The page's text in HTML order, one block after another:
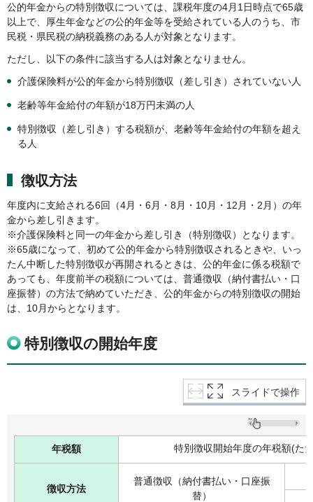
公的年金からの特別徴収については、課税年度の4月1日時点で65歳
以上で、厚生年金などの公的年金等を受給されている人のうち、市
民税・県民税の納税義務のある人が対象となります。
ただし、以下の条件に該当する人は対象となりません。
介護保険料が公的年金から特別徴収（差し引き）されていない人
老齢等年金給付の年額が18万円未満の人
特別徴収（差し引き）する税額が、老齢等年金給付の年額を超え
る人
徴収方法
年度内に支給される6回（4月・6月・8月・10月・12月・2月）の年
金から差し引きます。
※介護保険料と同一の年金から差し引き（特別徴収）となります。
※65歳になって、初めて公的年金から特別徴収されるときや、いっ
たん中断した特別徴収が再開されるときは、公的年金に係る税額で
あっても、年度前半の税額については、普通徴収（納付書払い・口
座振替）の方法で納めていただき、公的年金からの特別徴収の開始
は、10月からとなります。
特別徴収の開始年度
スライドで操作
年税額 特別徴収開始年度の年税額(た
徴収方法
普通徴収（納付書払い・口座振
替）